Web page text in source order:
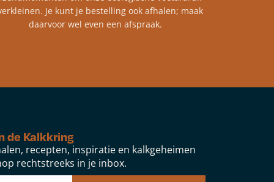
Je kunt je bestelling ook afhalen; maak
daarvoor wel even een afspraak.
de Kalkkring
recepten, inspiratie en kalkgeheimen
rechtstreeks in je inbox.